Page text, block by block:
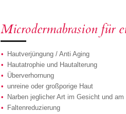
Microdermabrasion für
Hautverjüngung / Anti Aging
Hautatrophie und Hautalterung
Überverhornung
unreine oder großporige Haut
Narben jeglicher Art im Gesicht und am
Faltenreduzierung